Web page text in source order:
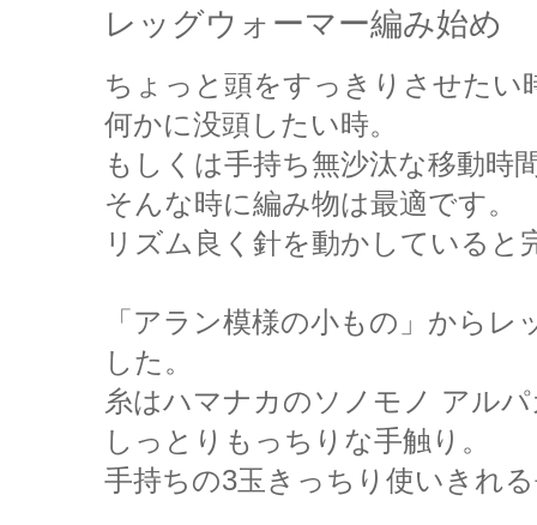
レッグウォーマー編み始め
ちょっと頭をすっきりさせたい
何かに没頭したい時。
もしくは手持ち無沙汰な移動時
そんな時に編み物は最適です。
リズム良く針を動かしていると
「アラン模様の小もの」から
した。
糸はハマナカのソノモノ アル
しっとりもっちりな手触り。
手持ちの3玉きっちり使いきれ